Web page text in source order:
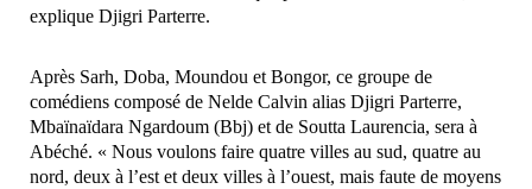
explique Djigri Parterre.
Après Sarh, Doba, Moundou et Bongor, ce groupe de
comédiens composé de Nelde Calvin alias Djigri Parterre,
Mbaïnaïdara Ngardoum (Bbj) et de Soutta Laurencia, sera à
Abéché. « Nous voulons faire quatre villes au sud, quatre au
nord, deux à l’est et deux villes à l’ouest, mais faute de moyens